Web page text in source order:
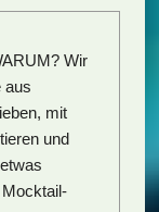
Wir
aus
mit
und